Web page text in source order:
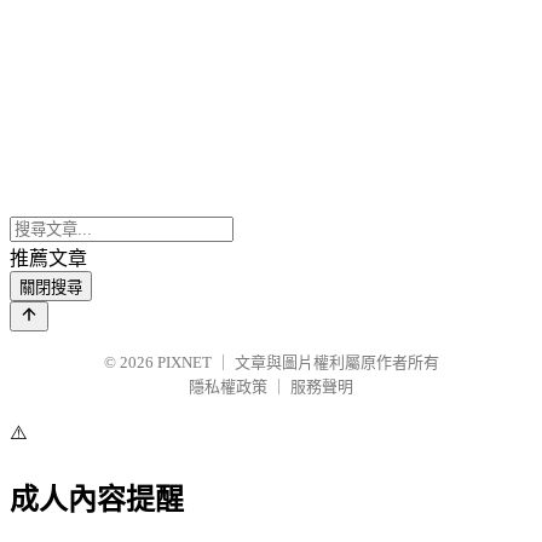
推薦文章
關閉搜尋
© 2026 PIXNET
文章與圖片權利屬原作者所有
隱私權政策
服務聲明
⚠️
成人內容提醒